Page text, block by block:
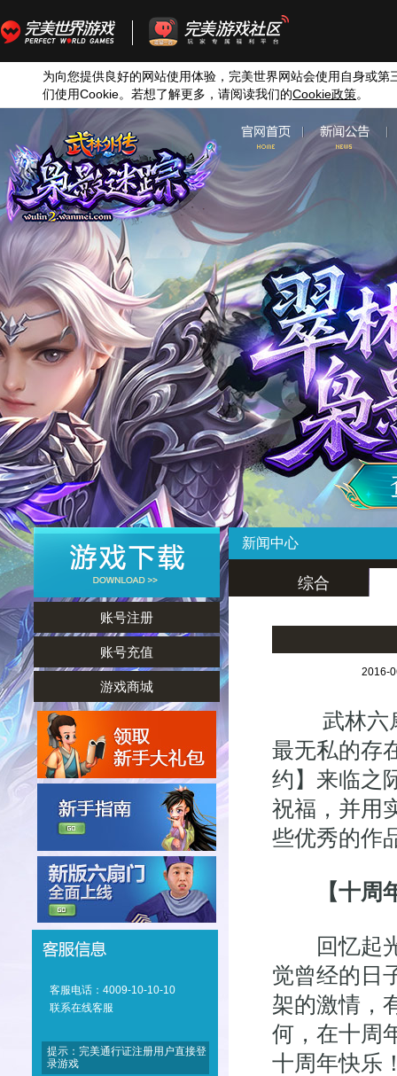
为向您提供良好的网站使用体验，完美世界网站会使用自身或第
们使用Cookie。若想了解更多，请阅读我们的Cookie政策。
账号注册
账号充值
游戏商城
客服电话：4009-10-10-10
联系在线客服
提示：完美通行证注册用户直接登
录游戏
新闻中心
综合
2016-
武林六扇
最无私的存
约】来临之
祝福，并用
些优秀的作
【十周
回忆起光
觉曾经的日
架的激情，
何，在十周
十周年快乐